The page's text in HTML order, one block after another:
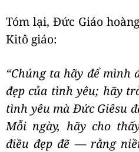
Tóm lại, Đức Giáo
Kitô giáo:
“Chúng ta hãy để mình
đẹp của tình yêu; hãy
tình yêu mà Đức Giêsu
Mỗi ngày, hãy cho
điều đẹp đẽ — rằng